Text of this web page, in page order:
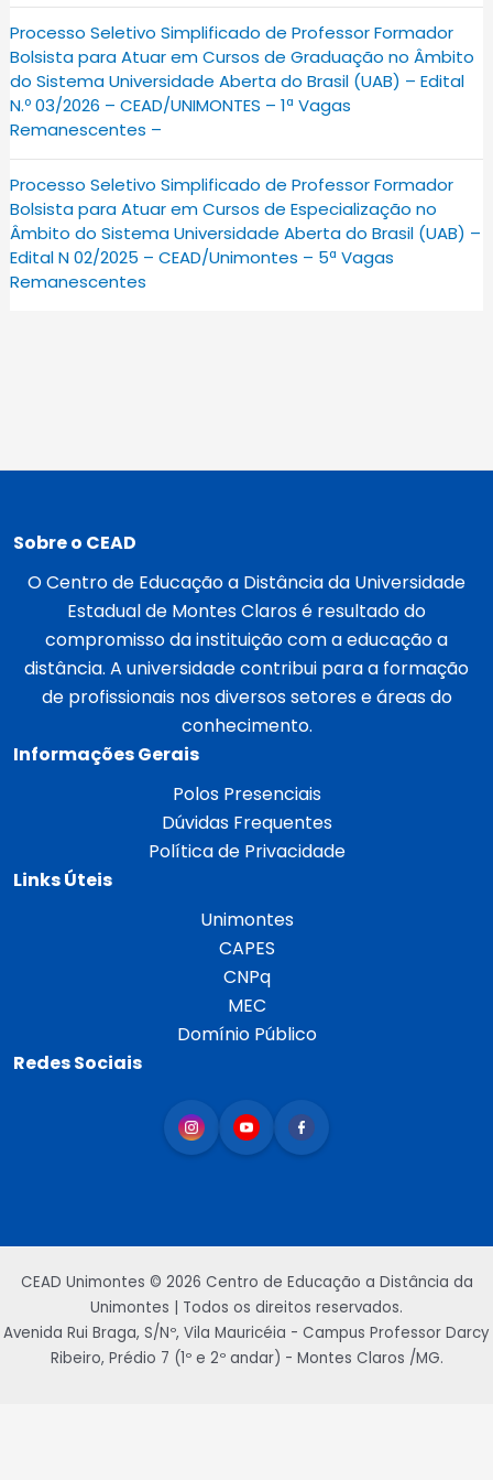
Processo Seletivo Simplificado de Professor Formador
Bolsista para Atuar em Cursos de Graduação no Âmbito
do Sistema Universidade Aberta do Brasil (UAB) – Edital
N.º 03/2026 – CEAD/UNIMONTES – 1ª Vagas
Remanescentes –
Processo Seletivo Simplificado de Professor Formador
Bolsista para Atuar em Cursos de Especialização no
Âmbito do Sistema Universidade Aberta do Brasil (UAB) –
Edital N 02/2025 – CEAD/Unimontes – 5ª Vagas
Remanescentes
Sobre o CEAD
O Centro de Educação a Distância da Universidade
Estadual de Montes Claros é resultado do
compromisso da instituição com a educação a
distância. A universidade contribui para a formação
de profissionais nos diversos setores e áreas do
conhecimento.
Informações Gerais
Polos Presenciais
Dúvidas Frequentes
Política de Privacidade
Links Úteis
Unimontes
CAPES
CNPq
MEC
Domínio Público
Redes Sociais
CEAD Unimontes © 2026 Centro de Educação a Distância da
Unimontes | Todos os direitos reservados.
Avenida Rui Braga, S/Nº, Vila Mauricéia - Campus Professor Darcy
Ribeiro, Prédio 7 (1º e 2º andar) - Montes Claros /MG.